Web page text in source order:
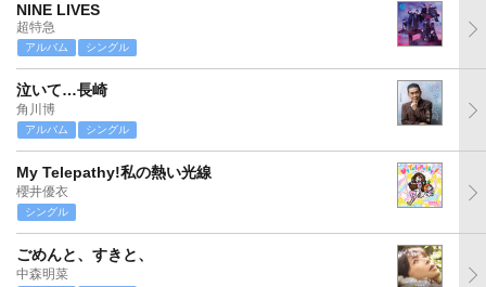
NINE LIVES
超特急
アルバム シングル
泣いて…長崎
角川博
アルバム シングル
My Telepathy!私の熱い光線
櫻井優衣
シングル
ごめんと、すきと、
中森明菜